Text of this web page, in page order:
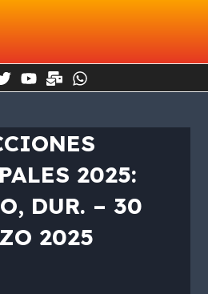
2025:
DUR. – 30
2025